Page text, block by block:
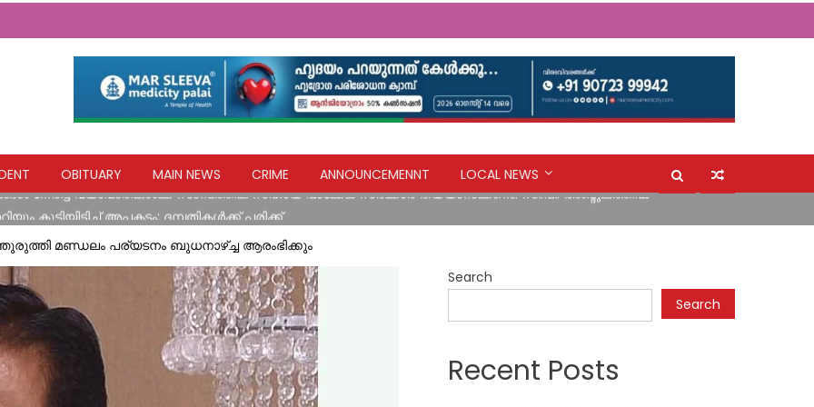
OBITUARY MAIN NEWS CRIME ANNOUNCEMENNT
LOCAL NEWS
കൂ​ട്ടി​യി​ടി​ച്ച് അ​പ​ക​ടം; ദ​മ്പ​തി​ക​ൾ​ക്ക് പ​രി​ക്ക്
കിറ്റുകൾ വിതരണം ചെയ്തു
സ്ഥാപനങ്ങൾക്ക് നാളെ അവധി
നേരിട്ട വ്യാപാരികൾക്ക് സാമ്പത്തിക സഹായ പാക്കേജ് സർക്കാർ തയ്യാറാക്കണം: സി.പി. അബ്ദുലത്തീഫ്
മണ്ഡലം പര്യടനം ബുധനാഴ്ച്ച ആരംഭിക്കും
Search
Search
Recent Posts